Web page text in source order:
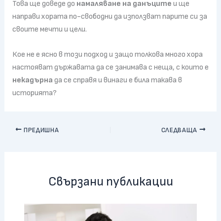
Това ще доведе до намаляване на данъците и ще
направи хората по-свободни да използват парите си за
своите мечти и цели.
Кое не е ясно в този подход и защо толкова много хора
настояват държавата да се занимава с неща, с които е
некадърна да се справя и винаги е била такава в
историята?
ПРЕДИШНА СЛЕДВАЩА
Свързани публикации